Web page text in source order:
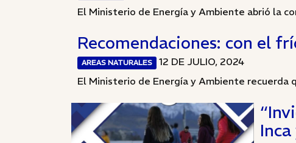
El Ministerio de Energía y Ambiente abrió la
Recomendaciones: con el
AREAS NATURALES
12 DE JULIO, 2024
El Ministerio de Energía y Ambiente recuerda